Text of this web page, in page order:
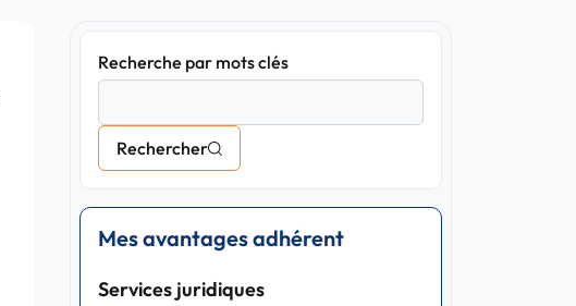
Recherche par mots clés
Rechercher
Mes avantages adhérent
Services juridiques